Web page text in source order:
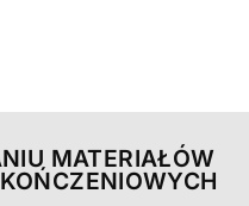
MATERIAŁÓW